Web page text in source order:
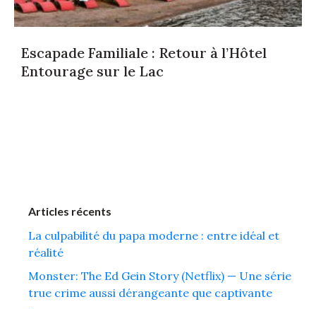
Escapade Familiale : Retour à l’Hôtel
Entourage sur le Lac
Articles récents
La culpabilité du papa moderne : entre idéal et
réalité
Monster: The Ed Gein Story (Netflix) — Une série
true crime aussi dérangeante que captivante